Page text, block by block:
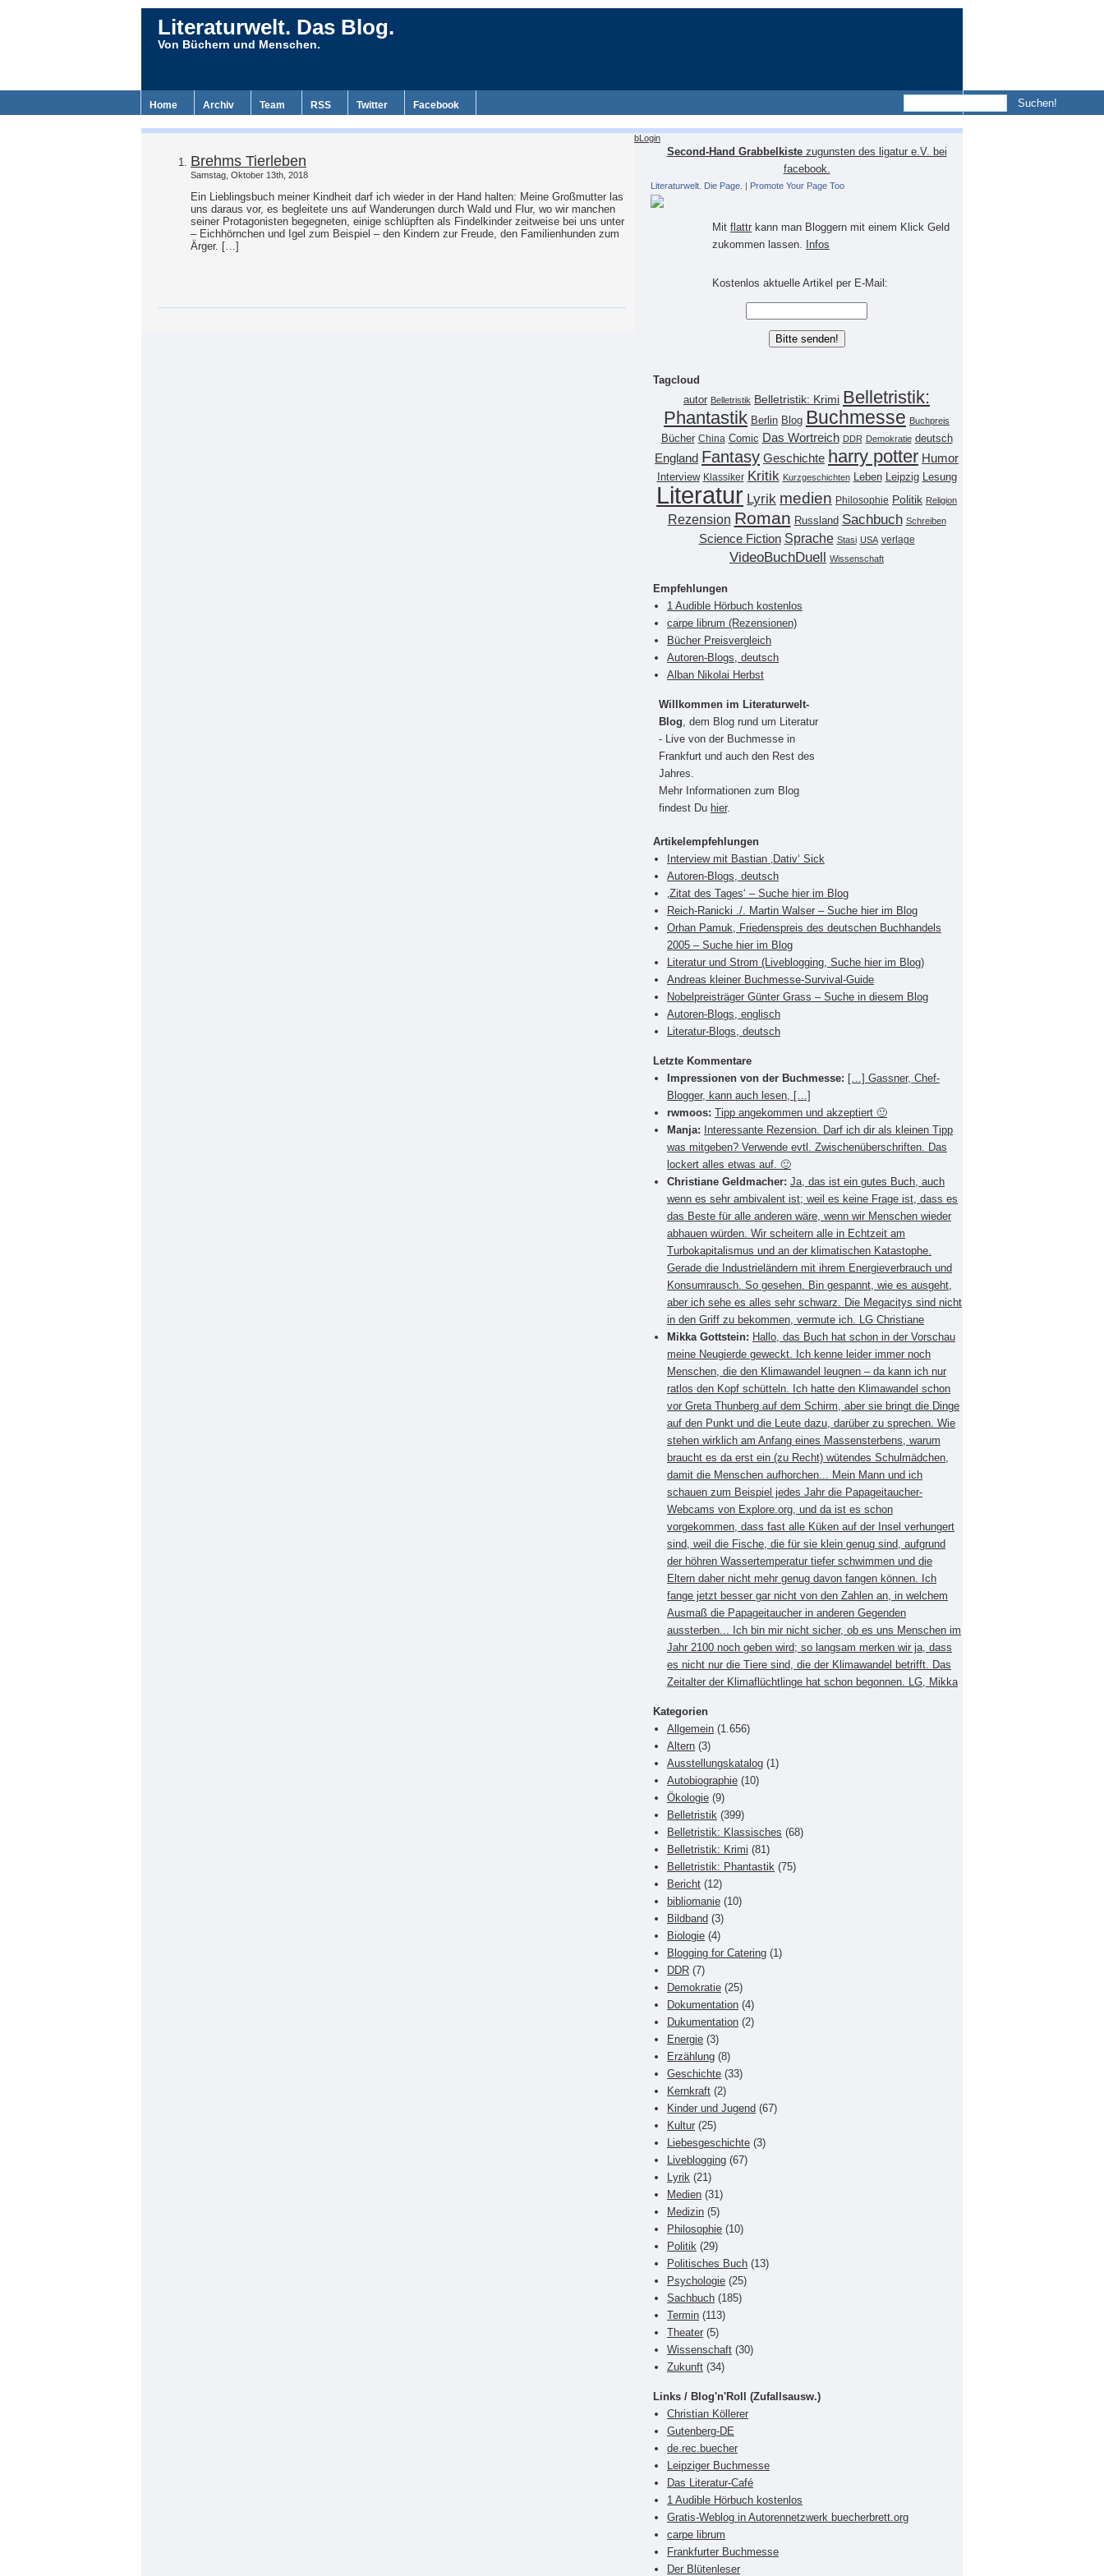
Literaturwelt. Das Blog.
Von Büchern und Menschen.
Home Archiv Team RSS Twitter Facebook
Brehms Tierleben
Samstag, Oktober 13th, 2018
Ein Lieblingsbuch meiner Kindheit darf ich wieder in der Hand halten: Meine Großmutter las
uns daraus vor, es begleitete uns auf Wanderungen durch Wald und Flur, wo wir manchen
seiner Protagonisten begegneten, einige schlüpften als Findelkinder zeitweise bei uns unter
– Eichhörnchen und Igel zum Beispiel – den Kindern zur Freude, den Familienhunden zum
Ärger. […]
bLogin
Second-Hand Grabbelkistezugunsten des ligatur e.V. bei
facebook.
Literaturwelt. Die Page. | Promote Your Page Too
Mit flattr kann man Bloggern mit einem Klick Geld
zukommen lassen.
Infos
Kostenlos aktuelle Artikel per E-Mail:
Tagcloud
autor Belletristik Belletristik: Krimi Belletristik:
Phantastik Berlin Blog Buchmesse Buchpreis
Bücher China Comic Das Wortreich DDR Demokratie deutsch
England Fantasy Geschichte harry potter Humor
Interview Klassiker Kritik Kurzgeschichten Leben Leipzig Lesung
Literatur Lyrik medien Philosophie Politik Religion
Rezension Roman Russland Sachbuch Schreiben
Science Fiction Sprache Stasi USA verlage
VideoBuchDuell Wissenschaft
Empfehlungen
1 Audible Hörbuch kostenlos
carpe librum (Rezensionen)
Bücher Preisvergleich
Autoren-Blogs, deutsch
Alban Nikolai Herbst
Willkommen im Literaturwelt-
Blog , dem Blog rund um Literatur
- Live von der Buchmesse in
Frankfurt und auch den Rest des
Jahres.
Mehr Informationen zum Blog
findest Du hier.
Artikelempfehlungen
Interview mit Bastian ‚Dativ‘ Sick
Autoren-Blogs, deutsch
‚Zitat des Tages‘ – Suche hier im Blog
Reich-Ranicki ./. Martin Walser – Suche hier im Blog
Orhan Pamuk, Friedenspreis des deutschen Buchhandels
2005 – Suche hier im Blog
Literatur und Strom (Liveblogging, Suche hier im Blog)
Andreas kleiner Buchmesse-Survival-Guide
Nobelpreisträger Günter Grass – Suche in diesem Blog
Autoren-Blogs, englisch
Literatur-Blogs, deutsch
Letzte Kommentare
Impressionen von der Buchmesse: […] Gassner, Chef-
Blogger, kann auch lesen, […]
rwmoos: Tipp angekommen und akzeptiert 🙂
Manja:
Interessante Rezension. Darf ich dir als kleinen Tipp
was mitgeben? Verwende evtl. Zwischenüberschriften. Das
lockert alles etwas auf. 🙂
Christiane Geldmacher: Ja, das ist ein gutes Buch, auch
wenn es sehr ambivalent ist; weil es keine Frage ist, dass es
das Beste für alle anderen wäre, wenn wir Menschen wieder
abhauen würden. Wir scheitern alle in Echtzeit am
Turbokapitalismus und an der klimatischen Katastophe.
Gerade die Industrieländern mit ihrem Energieverbrauch und
Konsumrausch. So gesehen. Bin gespannt, wie es ausgeht,
aber ich sehe es alles sehr schwarz. Die Megacitys sind nicht
in den Griff zu bekommen, vermute ich. LG Christiane
Mikka Gottstein: Hallo, das Buch hat schon in der Vorschau
meine Neugierde geweckt. Ich kenne leider immer noch
Menschen, die den Klimawandel leugnen – da kann ich nur
ratlos den Kopf schütteln. Ich hatte den Klimawandel schon
vor Greta Thunberg auf dem Schirm, aber sie bringt die Dinge
auf den Punkt und die Leute dazu, darüber zu sprechen. Wie
stehen wirklich am Anfang eines Massensterbens, warum
braucht es da erst ein (zu Recht) wütendes Schulmädchen,
damit die Menschen aufhorchen... Mein Mann und ich
schauen zum Beispiel jedes Jahr die Papageitaucher-
Webcams von Explore.org, und da ist es schon
vorgekommen, dass fast alle Küken auf der Insel verhungert
sind, weil die Fische, die für sie klein genug sind, aufgrund
der höhren Wassertemperatur tiefer schwimmen und die
Eltern daher nicht mehr genug davon fangen können. Ich
fange jetzt besser gar nicht von den Zahlen an, in welchem
Ausmaß die Papageitaucher in anderen Gegenden
aussterben... Ich bin mir nicht sicher, ob es uns Menschen im
Jahr 2100 noch geben wird; so langsam merken wir ja, dass
es nicht nur die Tiere sind, die der Klimawandel betrifft. Das
Zeitalter der Klimaflüchtlinge hat schon begonnen. LG, Mikka
Kategorien
Allgemein (1.656)
Altern (3)
Ausstellungskatalog (1)
Autobiographie (10)
Ökologie (9)
Belletristik (399)
Belletristik: Klassisches (68)
Belletristik: Krimi (81)
Belletristik: Phantastik (75)
Bericht (12)
bibliomanie (10)
Bildband (3)
Biologie (4)
Blogging for Catering (1)
DDR (7)
Demokratie (25)
Dokumentation (4)
Dukumentation (2)
Energie (3)
Erzählung (8)
Geschichte (33)
Kernkraft (2)
Kinder und Jugend (67)
Kultur (25)
Liebesgeschichte (3)
Liveblogging (67)
Lyrik (21)
Medien (31)
Medizin (5)
Philosophie (10)
Politik (29)
Politisches Buch (13)
Psychologie (25)
Sachbuch (185)
Termin (113)
Theater (5)
Wissenschaft (30)
Zukunft (34)
Links / Blog'n'Roll (Zufallsausw.)
Christian Köllerer
Gutenberg-DE
de.rec.buecher
Leipziger Buchmesse
Das Literatur-Café
1 Audible Hörbuch kostenlos
Gratis-Weblog in Autorennetzwerk buecherbrett.org
carpe librum
Frankfurter Buchmesse
Der Blütenleser